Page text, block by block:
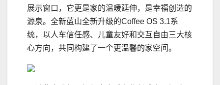
展示窗口，它更是家的温暖延伸，是幸福创造的
源泉。全新蓝山全新升级的Coffee OS 3.1系
统，以人车信任感、儿童友好和交互自由三大核
心方向，共同构建了一个更温馨的家空间。